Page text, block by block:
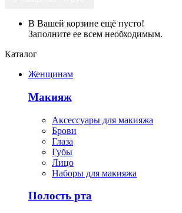
В Вашей корзине ещё пусто!
Заполните ее всем необходимым.
Каталог
Женщинам
Макияж
Аксессуары для макияжа
Брови
Глаза
Губы
Лицо
Наборы для макияжа
Полость рта